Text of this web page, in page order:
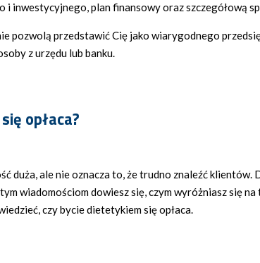
inwestycyjnego, plan finansowy oraz szczegółową
pozwolą przedstawić Cię jako wiarygodnego
z urzędu lub banku.
opłaca?
duża, ale nie oznacza to, że trudno znaleźć
wiadomościom dowiesz się, czym wyróżniasz się
czy bycie dietetykiem się opłaca.